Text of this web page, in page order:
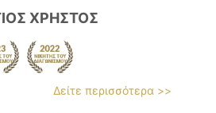
ΧΡΗΣΤΟΣ
Δείτε περισσότερα >>